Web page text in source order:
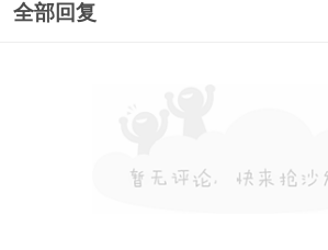
全部回复